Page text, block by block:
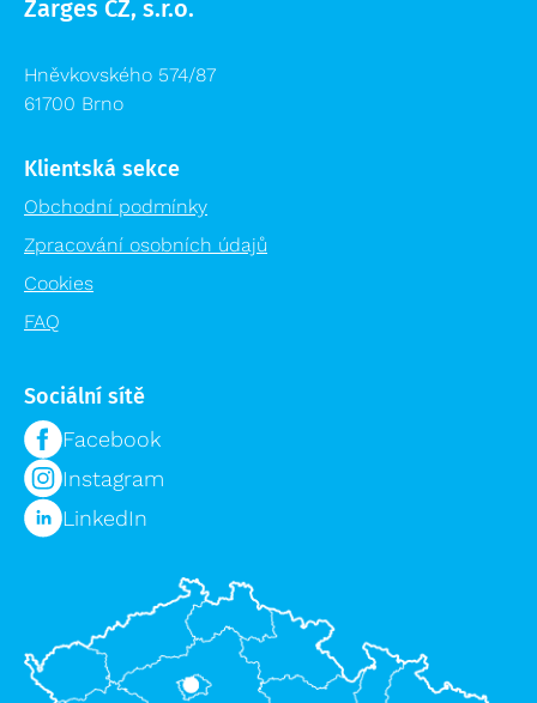
Přepravní vozíky
Logistika pro zdravotnictví
Modulární organizační vozík MPO
Příslušenství žebříků výprodej
Lešení výprodej
Zarges CZ, s.r.o.
Hněvkovského 574/87
61700 Brno
Klientská sekce
Obchodní podmínky
Zpracování osobních údajů
Cookies
FAQ
Sociální sítě
Facebook
Instagram
LinkedIn